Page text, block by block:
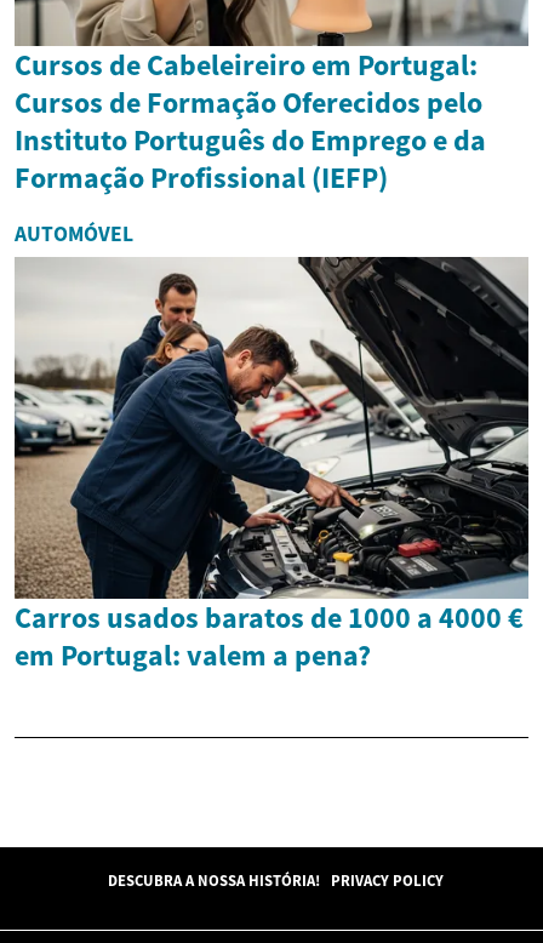
Cursos de Cabeleireiro em Portugal:
Cursos de Formação Oferecidos pelo
Instituto Português do Emprego e da
Formação Profissional (IEFP)
AUTOMÓVEL
Carros usados baratos de 1000 a 4000 €
em Portugal: valem a pena?
DESCUBRA A NOSSA HISTÓRIA! PRIVACY POLICY